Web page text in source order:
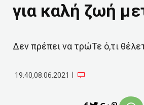
για καλή ζωή
Δεν πρέπει να τρώΤε ό,τι
19:40,08.06.2021